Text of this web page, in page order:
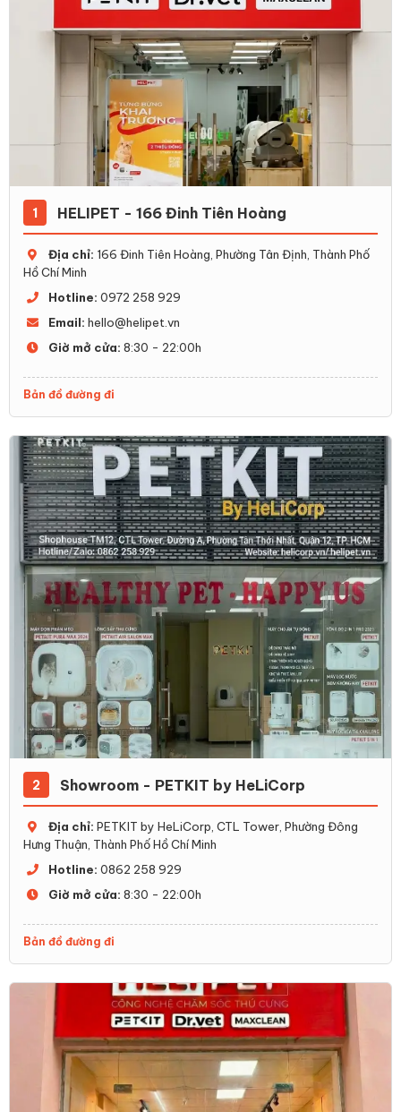
1 HELIPET - 166 Đinh Tiên Hoàng
Địa chỉ: 166 Đinh Tiên Hoàng, Phường Tân Định, Thành Phố
Hồ Chí Minh
Hotline: 0972 258 929
Email: hello@helipet.vn
Giờ mở cửa: 8:30 - 22:00h
Bản đồ đường đi
2 Showroom - PETKIT by HeLiCorp
Địa chỉ: PETKIT by HeLiCorp, CTL Tower, Phường Đông
Hưng Thuận, Thành Phố Hồ Chí Minh
Hotline: 0862 258 929
Giờ mở cửa: 8:30 - 22:00h
Bản đồ đường đi